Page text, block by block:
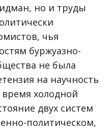
но и труды
чья
буржуазно-
не была
на научность
холодной
двух систем
политическом,